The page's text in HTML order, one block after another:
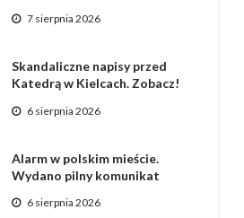
7 sierpnia 2026
Skandaliczne napisy przed
Katedrą w Kielcach. Zobacz!
6 sierpnia 2026
Alarm w polskim mieście.
Wydano pilny komunikat
6 sierpnia 2026